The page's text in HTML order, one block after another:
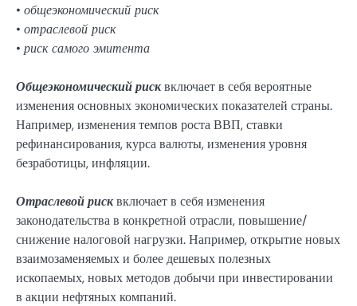
• общеэкономический риск
• отраслевой риск
• риск самого эмитента
Общеэкономический рисквключает в себя вероятные
изменения основных экономических показателей страны.
Например, изменения темпов роста ВВП, ставки
рефинансирования, курса валюты, изменения уровня
безработицы, инфляции.
Отраслевой рисквключает в себя изменения
законодательства в конкретной отрасли, повышение/
снижение налоговой нагрузки. Например, открытие новых
взаимозаменяемых и более дешевых полезных
ископаемых, новых методов добычи при инвестировании
в акции нефтяных компаний.